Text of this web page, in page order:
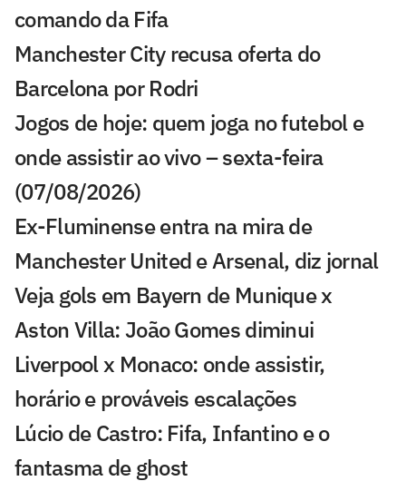
comando da Fifa
Manchester City recusa oferta do
Barcelona por Rodri
Jogos de hoje: quem joga no futebol e
onde assistir ao vivo – sexta-feira
(07/08/2026)
Ex-Fluminense entra na mira de
Manchester United e Arsenal, diz jornal
Veja gols em Bayern de Munique x
Aston Villa: João Gomes diminui
Liverpool x Monaco: onde assistir,
horário e prováveis escalações
Lúcio de Castro: Fifa, Infantino e o
fantasma de ghost